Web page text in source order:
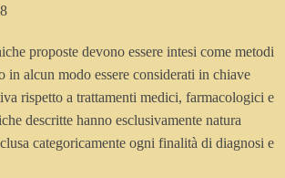
proposte devono essere intesi come metodi
in alcun modo essere considerati in chiave
rispetto a trattamenti medici, farmacologici e
descritte hanno esclusivamente natura
categoricamente ogni finalità di diagnosi e